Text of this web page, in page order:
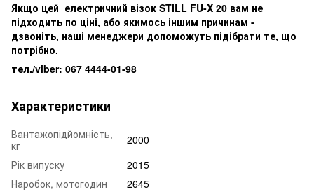
Якщо цей електричний візок STILL FU-X 20 вам не
підходить по ціні, або якимось іншим причинам -
дзвоніть, наші менеджери допоможуть підібрати те, що
потрібно.
тел./viber: 067 4444-01-98
Характеристики
Вантажопідйомність,
кг
2000
Рік випуску
2015
Наробок, мотогодин
2645